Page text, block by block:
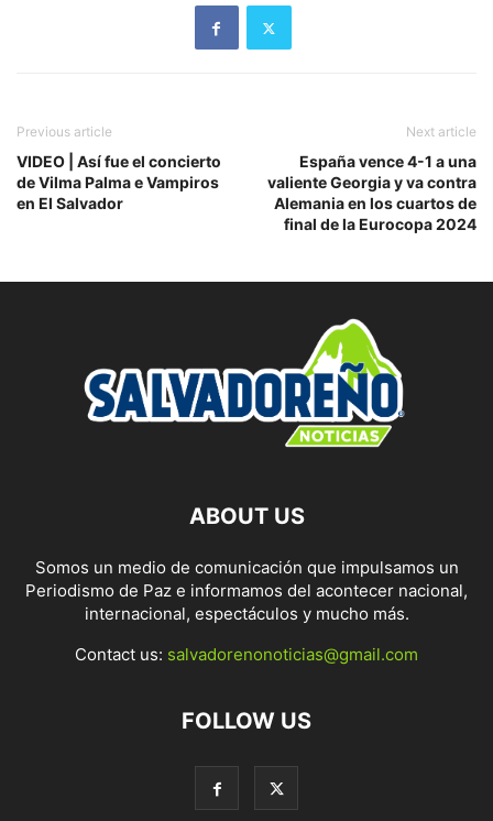
Previous article
VIDEO | Así fue el concierto
de Vilma Palma e Vampiros
en El Salvador
Next article
España vence 4-1 a una
valiente Georgia y va contra
Alemania en los cuartos de
final de la Eurocopa 2024
ABOUT US
Somos un medio de comunicación que impulsamos un
Periodismo de Paz e informamos del acontecer nacional,
internacional, espectáculos y mucho más.
Contact us: salvadorenonoticias@gmail.com
FOLLOW US